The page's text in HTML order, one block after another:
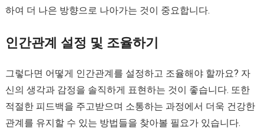
하여 더 나은 방향으로 나아가는 것이 중요합니다.
인간관계 설정 및 조율하기
그렇다면 어떻게 인간관계를 설정하고 조율해야 할까요? 자
신의 생각과 감정을 솔직하게 표현하는 것이 좋습니다. 또한
적절한 피드백을 주고받으며 소통하는 과정에서 더욱 건강한
관계를 유지할 수 있는 방법들을 찾아볼 필요가 있습니다.